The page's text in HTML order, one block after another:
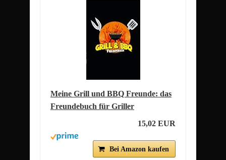
Meine Grill und BBQ Freunde: das
Freundebuch für Griller
15,02 EUR
Bei Amazon kaufen